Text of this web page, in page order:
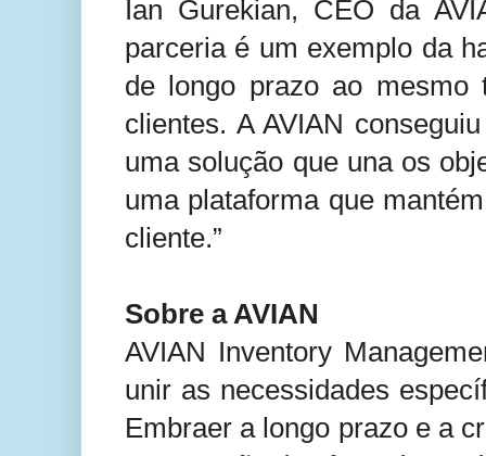
Ian Gurekian, CEO da
parceria é um exemplo da
de longo prazo ao
clientes. A AVIAN
uma solução que una os
uma plataforma que
cliente.”
Sobre a AVIAN
AVIAN Inventory
unir as necessidades
Embraer a longo prazo e a